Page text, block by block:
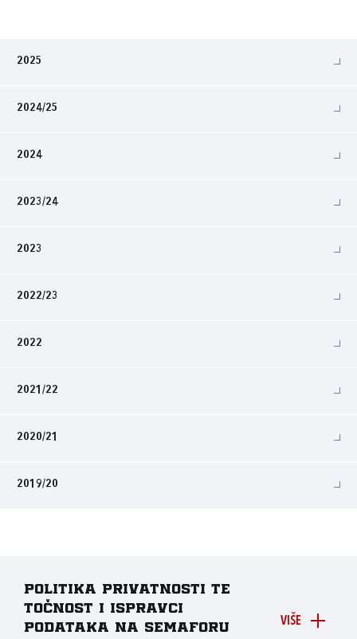
2025
2024/25
2024
2023/24
2023
2022/23
2022
2021/22
2020/21
2019/20
VIŠE
Politika privatnosti te
točnost i ispravci
podataka na Semaforu